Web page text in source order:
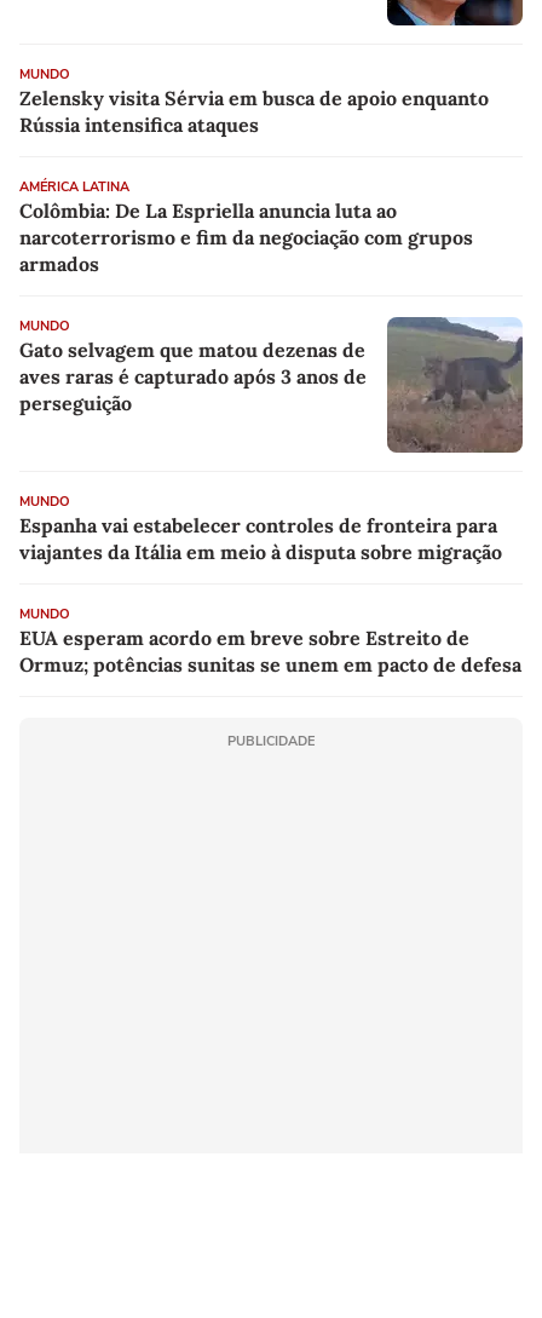
MUNDO
Zelensky visita Sérvia em busca de apoio enquanto
Rússia intensifica ataques
AMÉRICA LATINA
Colômbia: De La Espriella anuncia luta ao
narcoterrorismo e fim da negociação com grupos
armados
MUNDO
Gato selvagem que matou dezenas de
aves raras é capturado após 3 anos de
perseguição
MUNDO
Espanha vai estabelecer controles de fronteira para
viajantes da Itália em meio à disputa sobre migração
MUNDO
EUA esperam acordo em breve sobre Estreito de
Ormuz; potências sunitas se unem em pacto de defesa
PUBLICIDADE